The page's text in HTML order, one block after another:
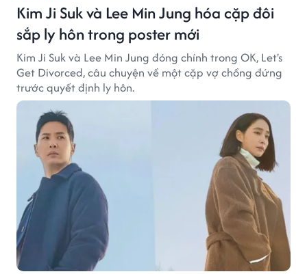
Kim Ji Suk và Lee Min Jung hóa cặp đôi
sắp ly hôn trong poster mới
Kim Ji Suk và Lee Min Jung đóng chính trong OK, Let's
Get Divorced, câu chuyện về một cặp vợ chồng đứng
trước quyết định ly hôn.